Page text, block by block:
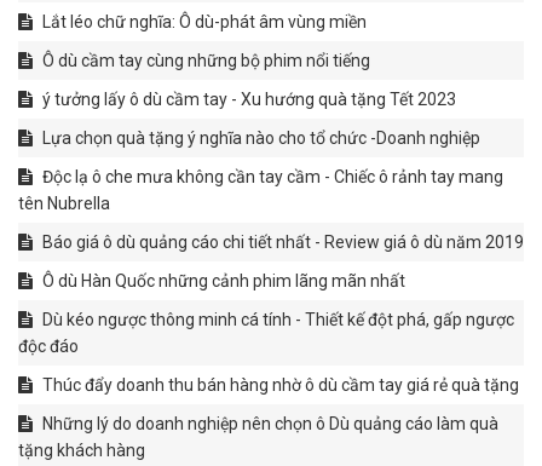
Lắt léo chữ nghĩa: Ô dù-phát âm vùng miền
Ô dù cầm tay cùng những bộ phim nổi tiếng
ý tưởng lấy ô dù cầm tay - Xu hướng quà tặng Tết 2023
Lựa chọn quà tặng ý nghĩa nào cho tổ chức -Doanh nghiệp
Độc lạ ô che mưa không cần tay cầm - Chiếc ô rảnh tay mang
tên Nubrella
Báo giá ô dù quảng cáo chi tiết nhất - Review giá ô dù năm 2019
Ô dù Hàn Quốc những cảnh phim lãng mãn nhất
Dù kéo ngược thông minh cá tính - Thiết kế đột phá, gấp ngược
độc đáo
Thúc đẩy doanh thu bán hàng nhờ ô dù cầm tay giá rẻ quà tặng
Những lý do doanh nghiệp nên chọn ô Dù quảng cáo làm quà
tặng khách hàng